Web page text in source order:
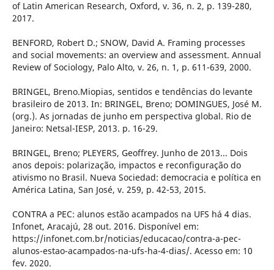
of Latin American Research, Oxford, v. 36, n. 2, p. 139-280,
2017.
BENFORD, Robert D.; SNOW, David A. Framing processes
and social movements: an overview and assessment. Annual
Review of Sociology, Palo Alto, v. 26, n. 1, p. 611-639, 2000.
BRINGEL, Breno.Miopias, sentidos e tendências do levante
brasileiro de 2013. In: BRINGEL, Breno; DOMINGUES, José M.
(org.). As jornadas de junho em perspectiva global. Rio de
Janeiro: Netsal-IESP, 2013. p. 16-29.
BRINGEL, Breno; PLEYERS, Geoffrey. Junho de 2013... Dois
anos depois: polarização, impactos e reconfiguração do
ativismo no Brasil. Nueva Sociedad: democracia e política en
América Latina, San José, v. 259, p. 42-53, 2015.
CONTRA a PEC: alunos estão acampados na UFS há 4 dias.
Infonet, Aracajú, 28 out. 2016. Disponível em:
https://infonet.com.br/noticias/educacao/contra-a-pec-
alunos-estao-acampados-na-ufs-ha-4-dias/. Acesso em: 10
fev. 2020.